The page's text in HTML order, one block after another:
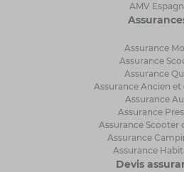
AMV
Assurance
Assurance
Assurance
Assurance Ancien
Assurance
Assurance
Assurance Scooter
Assurance
Assurance
Devis